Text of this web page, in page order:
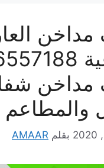
الصناعية
مداخن
والمطاعم
بقلم AMAAR